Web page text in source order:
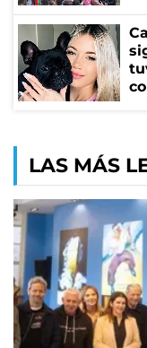
LAS MÁS